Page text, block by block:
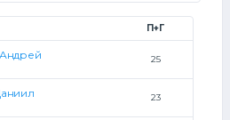
П+Г
25
23